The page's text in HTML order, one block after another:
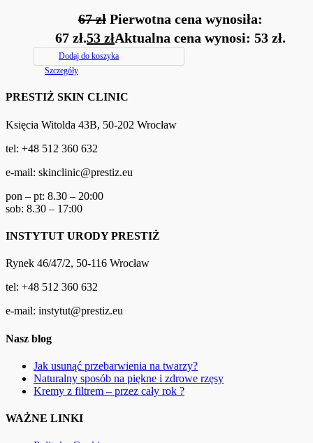
67zł Pierwotna cena wynosiła:
67 zł.53 złAktualna cena wynosi: 53 zł.
Dodaj do koszyka
Szczegóły
PRESTIŻ SKIN CLINIC
Księcia Witolda 43B, 50-202 Wrocław
tel: +48 512 360 632
e-mail: skinclinic@prestiz.eu
pon – pt: 8.30 – 20:00
sob: 8.30 – 17:00
INSTYTUT URODY PRESTIŻ
Rynek 46/47/2, 50-116 Wrocław
tel: +48 512 360 632
e-mail: instytut@prestiz.eu
Nasz blog
Jak usunąć przebarwienia na twarzy?
Naturalny sposób na piękne i zdrowe rzęsy
Kremy z filtrem – przez cały rok ?
WAŻNE LINKI